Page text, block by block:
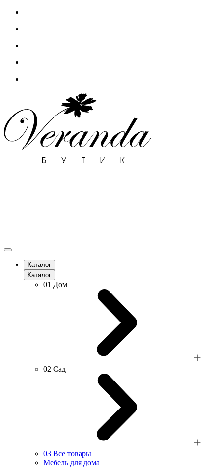
Каталог
Каталог
01 Дом
02 Сад
03 Все товары
Мебель для дома